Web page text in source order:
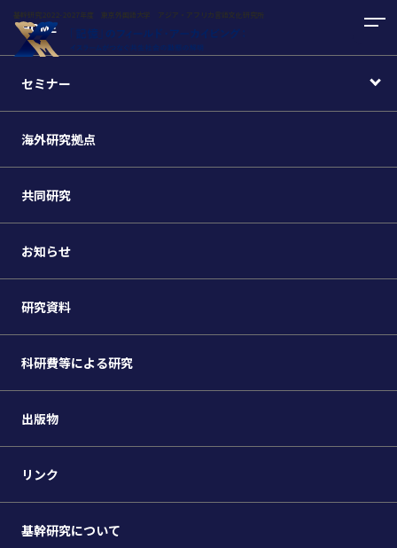
基幹研究2022-2027年度 東京外国語大学 アジア・アフリカ言語文化研究所
HOME
セミナー
海外研究拠点
共同研究
お知らせ
研究資料
科研費等による研究
出版物
リンク
基幹研究について